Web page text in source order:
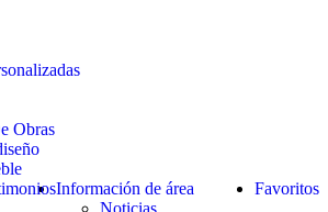
Obras
Favoritos
Información de área